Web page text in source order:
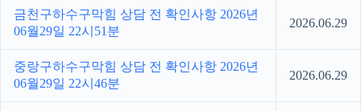
금천구하수구막힘 상담 전 확인사항 2026년
06월29일 22시51분
2026.06.29
중랑구하수구막힘 상담 전 확인사항 2026년
06월29일 22시46분
2026.06.29